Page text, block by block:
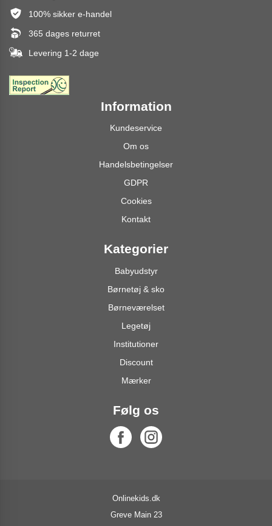
100% sikker e-handel
365 dages returret
Levering 1-2 dage
Information
Kundeservice
Om os
Handelsbetingelser
GDPR
Cookies
Kontakt
Kategorier
Babyudstyr
Børnetøj & sko
Børneværelset
Legetøj
Institutioner
Discount
Mærker
Følg os
Onlinekids.dk
Greve Main 23